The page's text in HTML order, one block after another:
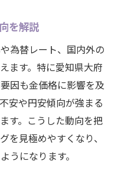
を正しく理解する
ないポイント集
値測定の工夫を解説
チェックの実践法
たい金相場情報
ない情報収集術
ための相場活用法
を解説
為替レート、国内外の
ます。特に愛知県大府
因も金価格に影響を及
安や円安傾向が強まる
す。こうした動向を把
を見極めやすくなり、
うになります。